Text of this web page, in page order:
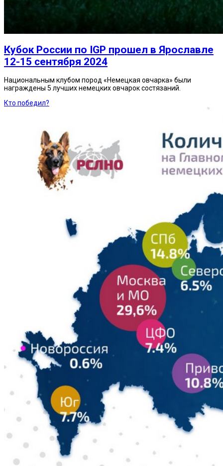
Кубок России по IGP прошел в Ярославле
12-15 сентября 2024
Национальным клубом пород «Немецкая овчарка» были
награждены 5 лучших немецких овчарок состязаний.
Кто победил?